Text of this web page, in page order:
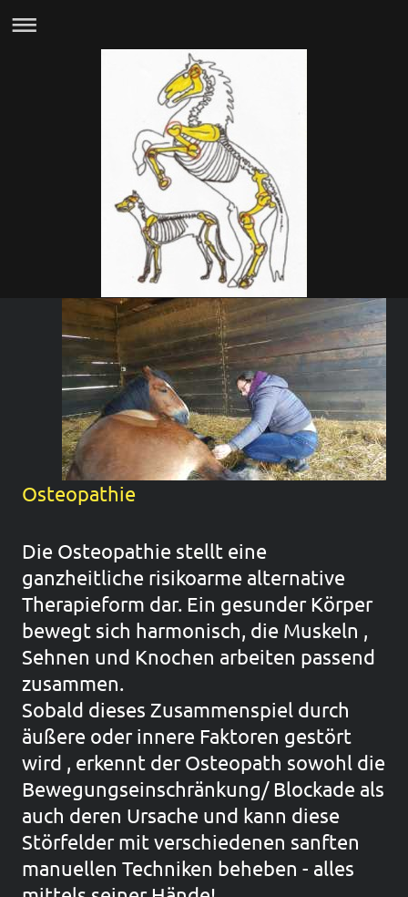
Osteopathie
Die Osteopathie stellt eine
ganzheitliche risikoarme alternative
Therapieform dar. Ein gesunder Körper
bewegt sich harmonisch, die Muskeln ,
Sehnen und Knochen arbeiten passend
zusammen.
Sobald dieses Zusammenspiel durch
äußere oder innere Faktoren gestört
wird , erkennt der Osteopath sowohl die
Bewegungseinschränkung/ Blockade als
auch deren Ursache und kann diese
Störfelder mit verschiedenen sanften
manuellen Techniken beheben - alles